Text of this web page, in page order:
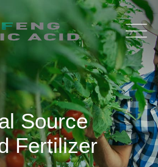
Source
Fertilizer